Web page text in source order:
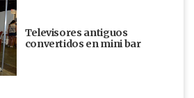
Televisores antiguos
convertidos en mini bar